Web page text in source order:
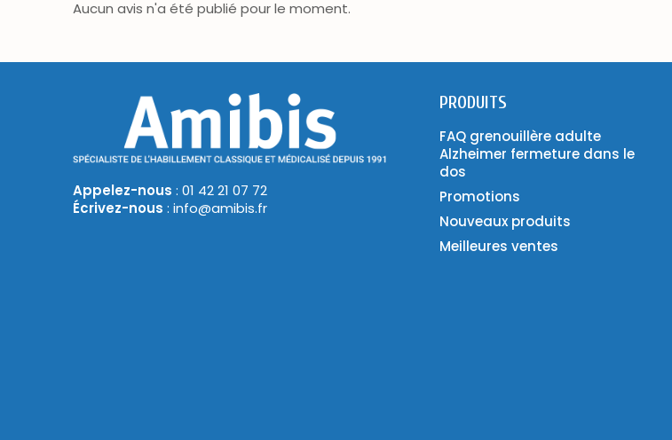
Aucun avis n'a été publié pour le moment.
Appelez-nous : 01 42 21 07 72
Écrivez-nous : info@amibis.fr
PRODUITS
FAQ grenouillère adulte
Alzheimer fermeture dans le
dos
Promotions
Nouveaux produits
Meilleures ventes